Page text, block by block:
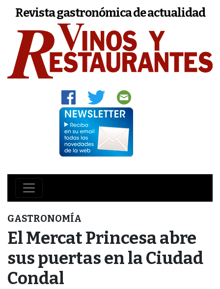
Revista gastronómica de actualidad
GASTRONOMÍA
El Mercat Princesa abre
sus puertas en la Ciudad
Condal